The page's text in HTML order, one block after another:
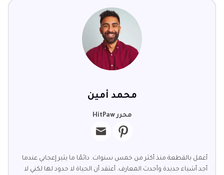
محمد أمين
محرر HitPaw
أعمل بالقطعة منذ أكثر من خمس سنوات. دائمًا ما يثير إعجابي عندما
أجد أشياء جديدة وأحدث المعارف. أعتقد أن الحياة لا حدود لها لكني لا